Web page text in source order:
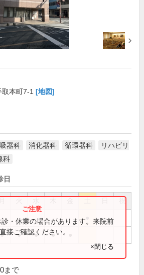
本町7-1 [地図]
器科 消化器科 循環器科
リハビリ
科
日
祝
● ● ● ●
・休業の場合があります。来院前
接ご確認ください。
×閉じる
まで